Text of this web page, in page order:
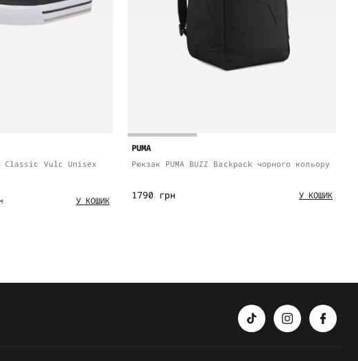
Classic Vulc Unisex
У КОШИК
PUMA
Рюкзак PUMA BUZZ Backpack чорного кольору
1790 грн У КОШИК